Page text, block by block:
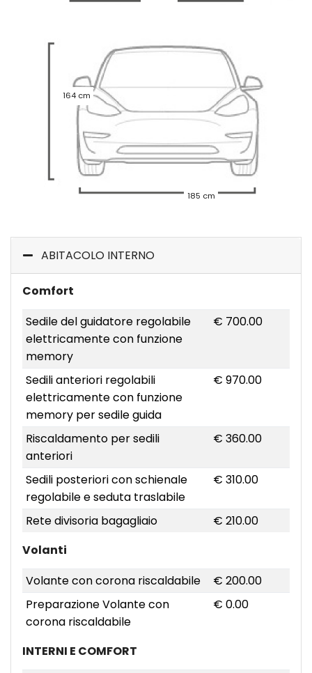
164 cm
185 cm
ABITACOLO INTERNO
Comfort
Sedile del guidatore regolabile
elettricamente con funzione
memory
€ 700.00
Sedili anteriori regolabili
elettricamente con funzione
memory per sedile guida
€ 970.00
Riscaldamento per sedili
anteriori
€ 360.00
Sedili posteriori con schienale
regolabile e seduta traslabile
€ 310.00
Rete divisoria bagagliaio
€ 210.00
Volanti
Volante con corona riscaldabile
€ 200.00
Preparazione Volante con
corona riscaldabile
€ 0.00
INTERNI E COMFORT